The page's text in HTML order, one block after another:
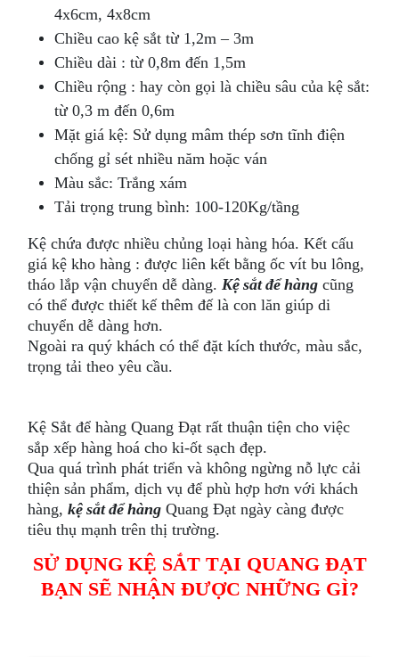
4x6cm, 4x8cm
Chiều cao kệ sắt từ 1,2m – 3m
Chiều dài : từ 0,8m đến 1,5m
Chiều rộng : hay còn gọi là chiều sâu của kệ sắt:
từ 0,3 m đến 0,6m
Mặt giá kệ: Sử dụng mâm thép sơn tĩnh điện
chống gỉ sét nhiều năm hoặc ván
Màu sắc: Trắng xám
Tải trọng trung bình: 100-120Kg/tầng
Kệ chứa được nhiều chủng loại hàng hóa. Kết cấu
giá kệ kho hàng : được liên kết bằng ốc vít bu lông,
tháo lắp vận chuyển dễ dàng. Kệ sắt để hàng cũng
có thể được thiết kế thêm đế là con lăn giúp di
chuyển dễ dàng hơn.
Ngoài ra quý khách có thể đặt kích thước, màu sắc,
trọng tải theo yêu cầu.
Kệ Sắt để hàng Quang Đạt rất thuận tiện cho việc
sắp xếp hàng hoá cho ki-ốt sạch đẹp.
Qua quá trình phát triển và không ngừng nỗ lực cải
thiện sản phẩm, dịch vụ để phù hợp hơn với khách
hàng,kệ sắt để hàng Quang Đạt ngày càng được
tiêu thụ mạnh trên thị trường.
SỬ DỤNG KỆ SẮT TẠI QUANG ĐẠT
BẠN SẼ NHẬN ĐƯỢC NHỮNG GÌ?